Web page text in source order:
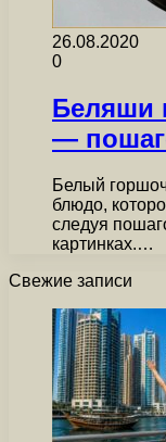
26.08.2020
0
Беляши
—
Белый
блюдо,
следуя
картинках.…
Свежие записи